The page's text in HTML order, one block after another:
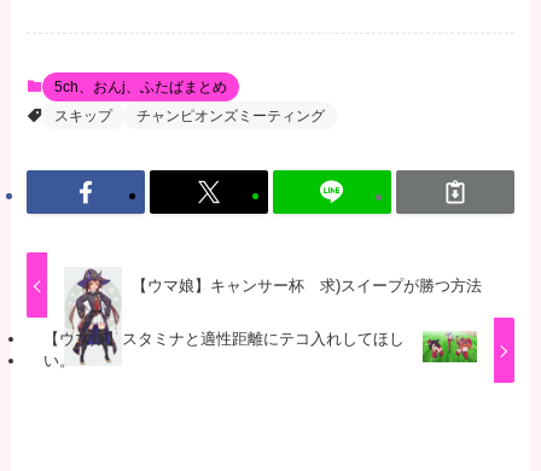
5ch、おんj、ふたばまとめ
スキップ
チャンピオンズミーティング
【ウマ娘】キャンサー杯 求)スイープが勝つ方法
【ウマ娘】スタミナと適性距離にテコ入れしてほし
い。